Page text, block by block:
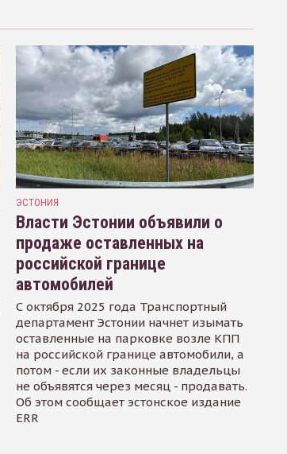
ЭСТОНИЯ
Власти Эстонии объявили о
продаже оставленных на
российской границе
автомобилей
С октября 2025 года Транспортный
департамент Эстонии начнет изымать
оставленные на парковке возле КПП
на российской границе автомобили, а
потом - если их законные владельцы
не объявятся через месяц - продавать.
Об этом сообщает эстонское издание
ERR